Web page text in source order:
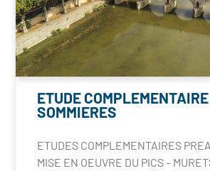
ETUDE
SOMMIERES
ETUDES COMPLEMENTAIRES
MISE EN OEUVRE DU PICS –